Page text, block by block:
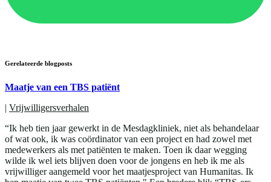
Gerelateerde blogposts
Maatje van een TBS patiënt
| Vrijwilligersverhalen
“Ik heb tien jaar gewerkt in de Mesdagkliniek, niet als behandelaar
of wat ook, ik was coördinator van een project en had zowel met
medewerkers als met patiënten te maken. Toen ik daar wegging
wilde ik wel iets blijven doen voor de jongens en heb ik me als
vrijwilliger aangemeld voor het maatjesproject van Humanitas. Ik